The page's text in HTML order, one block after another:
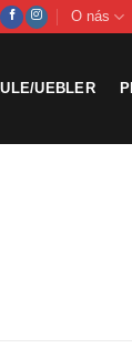
O nás
UEBLER